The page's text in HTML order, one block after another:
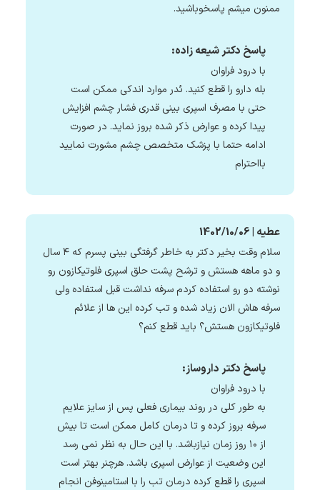
ممنون میشم پاسخوباشید.
پاسخ دکتر شیعه زاده:
با درود فراوان
بله دارو را قطع کنید. ئدر موارد اندکی ممکن است
حتی با مصرف اسپری بینی قدری فشار چشم افزایش
پیدا کرده و عوارض ذکر شده بروز نماید. در صورت
ادامه حتما با پزشک متخصص چشم مشورت نمایید
بااحترام
عطیه | 1402/10/06
سلام وقت بخیر دکتر به خاطر گرفتگی بینی پسرم که ۴ سال
و دو ماهه هستش و ترشح پشت حلق اسپری فلوتیکازون رو
نوشته دو رو استفاده کردم سرفه نداشت قبل استفاده ولی
سرفه هاش الان زیاد شده و تب کرده این ها از علائم
فلوتیکازون هستش؟ باید قطع کنم؟
پاسخ دکتر داروساز:
با درود فراوان
به طور کلی در روند بیماری فعلی پس از سایز علایم
سرفه بروز کرده و تا درمان کامل ممکن است تا بیش
از ۱۰ روز زمان نیازباشد. با این حال به نظر نمی رسد
این وضعیت از عوارض اسپری باشد. هرچنر بهتر است
اسپری را قطع کرده درمان تب را با استامینوفن انجام